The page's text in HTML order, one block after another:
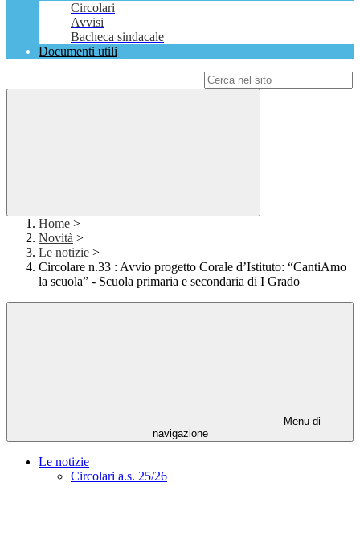
Circolari
Avvisi
Bacheca sindacale
Documenti utili
Home >
Novità >
Le notizie >
Circolare n.33 : Avvio progetto Corale d’Istituto: “CantiAmo
la scuola” - Scuola primaria e secondaria di I Grado
Menu di
navigazione
Le notizie
Circolari a.s. 25/26